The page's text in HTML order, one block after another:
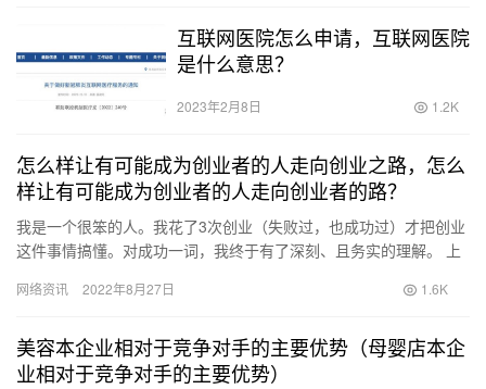
互联网医院怎么申请，互联网医院
是什么意思？
2023年2月8日 1.2K
怎么样让有可能成为创业者的人走向创业之路，怎么
样让有可能成为创业者的人走向创业者的路？
我是一个很笨的人。我花了3次创业（失败过，也成功过）才把创业
这件事情搞懂。对成功一词，我终于有了深刻、且务实的理解。 上
天…
网络资讯 2022年8月27日 1.6K
美容本企业相对于竞争对手的主要优势（母婴店本企
业相对于竞争对手的主要优势）